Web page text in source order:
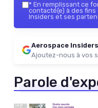
* En remplissant ce
contacté(e) à des
Insiders et ses
Aerospace Insiders
Ajoutez-nous à vos
Parole